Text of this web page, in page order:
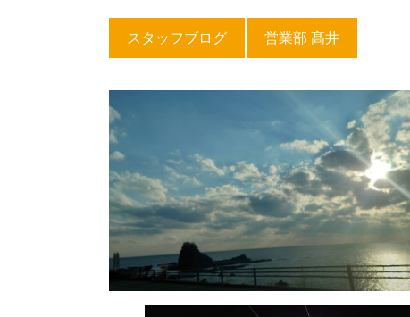
スタッフブログ 営業部 髙井